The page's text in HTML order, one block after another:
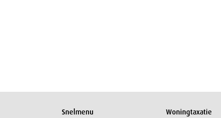
Snelmenu
Woningtaxatie